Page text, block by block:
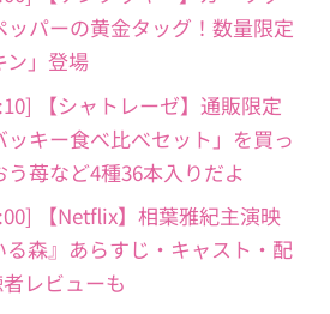
パーの黄金タッグ！数量限定
ン」登場
【シャトレーゼ】通販限定
ッキー食べ比べセット」を買っ
苺など4種36本入りだよ
【Netflix】相葉雅紀主演映
る森』あらすじ・キャスト・配
レビューも